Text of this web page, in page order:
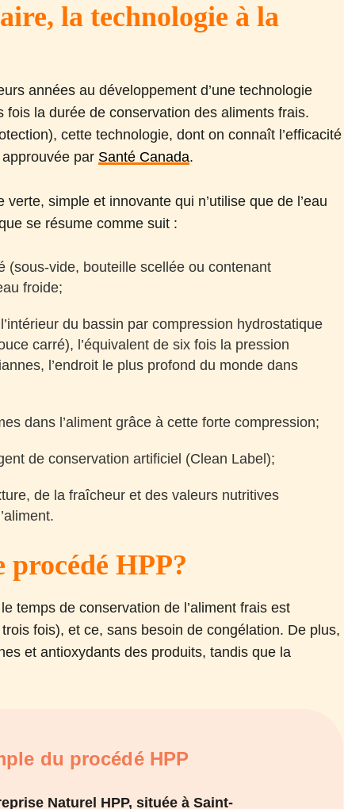
la technologie à la
années au développement d’une technologie
fois la durée de conservation des aliments frais.
cette technologie, dont on connaît l’efficacité
par Santé Canada.
simple et innovante qui n’utilise que de l’eau
se résume comme suit :
(sous-vide, bouteille scellée ou contenant
froide;
du bassin par compression hydro­statique
carré), l’équivalent de six fois la pression
l’endroit le plus profond du monde dans
dans l’aliment grâce à cette forte compression;
de conservation artificiel (Clean Label);
de la fraîcheur et des valeurs nutritives
HPP?
temps de conservation de l’aliment frais est
fois), et ce, sans besoin de congélation. De plus,
et antioxydants des produits, tandis que la
du procédé HPP
Naturel HPP, située à Saint-